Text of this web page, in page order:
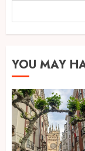
1
YOU MAY